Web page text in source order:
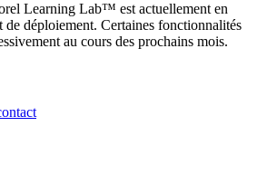
Learning Lab™ est actuellement en
de déploiement. Certaines fonctionnalités
au cours des prochains mois.